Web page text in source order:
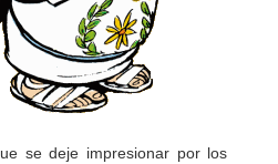
se deje impresionar por los